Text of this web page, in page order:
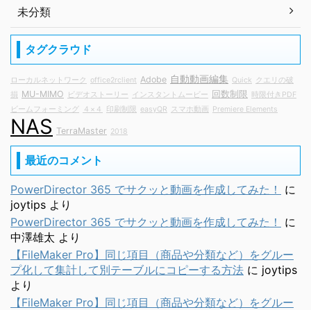
未分類
タグクラウド
ローカルネットワーク office2rclient Adobe 自動動画編集 Quick
クエリの破
損 MU-MIMO ビデオストーリー インスタントムービー 回数制限 時限付きPDF
ビームフォーミング
４×４ 印刷制限 easyQR スマホ動画 Premiere Elements
NAS TerraMaster 2018
最近のコメント
PowerDirector 365 でサクッと動画を作成してみた！
に
joytips より
PowerDirector 365 でサクッと動画を作成してみた！
に
中澤雄太 より
【FileMaker Pro】同じ項目（商品や分類など）をグルー
プ化して集計して別テーブルにコピーする方法 に joytips
より
【FileMaker Pro】同じ項目（商品や分類など）をグルー